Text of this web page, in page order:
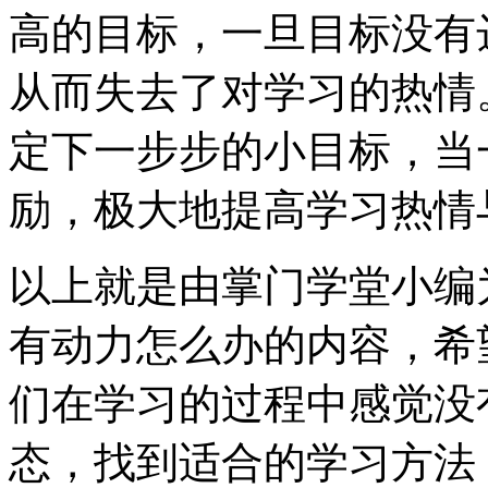
高的目标，一旦目标没
从而失去了对学习的热
定下一步步的小目标，
励，极大地提高学习热
以上就是由掌门学堂小
有动力怎么办的内容，
们在学习的过程中感觉
态，找到适合的学习方